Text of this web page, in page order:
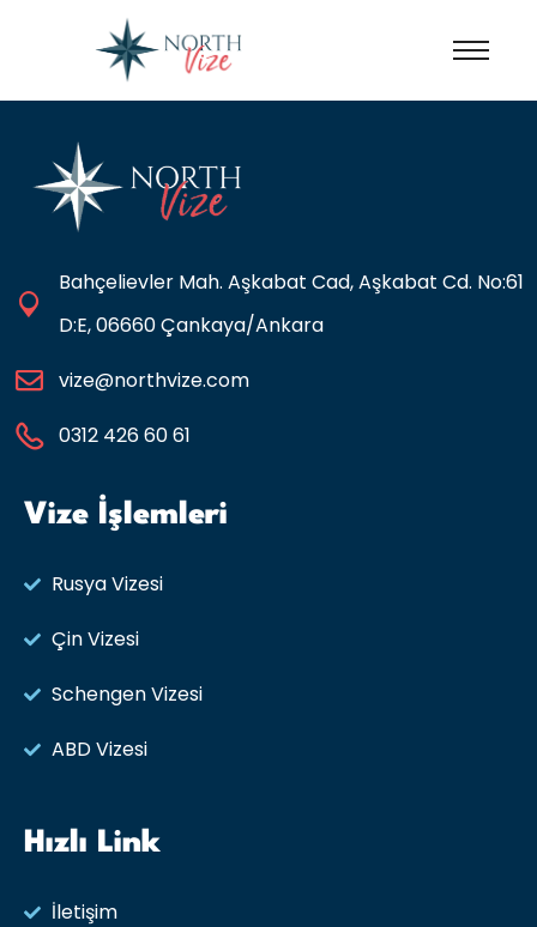
Bahçelievler Mah. Aşkabat Cad, Aşkabat Cd. No:61
D:E, 06660 Çankaya/Ankara
vize@northvize.com
0312 426 60 61
Vize İşlemleri
Rusya Vizesi​
Çin Vizesi
Schengen Vizesi
ABD Vizesi
Hızlı Link
İletişim